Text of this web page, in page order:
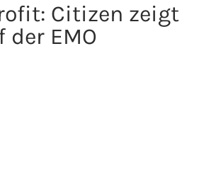
Citizen zeigt
EMO